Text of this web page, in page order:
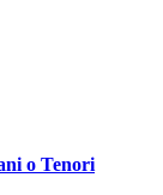
o Tenori